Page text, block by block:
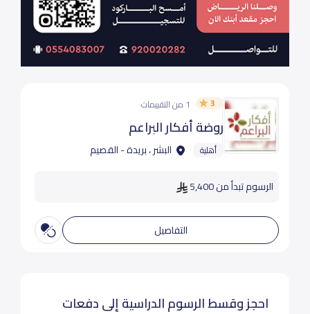
3 1 من التقييمات
روضة أفكار البراعم
أهلية البشر ، بريدة - القصيم
الرسوم تبدأ من 5,400
التفاصيل
احجز وقسط الرسوم الدراسية إلى دفعات